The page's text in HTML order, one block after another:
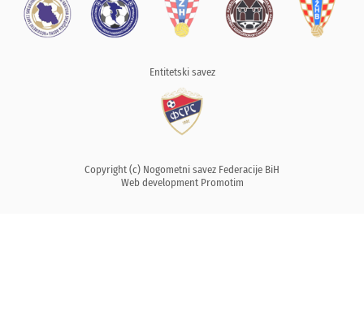
Entitetski savez
Copyright (c) Nogometni savez Federacije BiH
Web development Promotim